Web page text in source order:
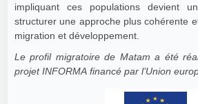
impliquant ces populations devient
structurer une approche plus cohérente
migration et développement.
Le profil migratoire de Matam a été
projet INFORMA financé par l’Union